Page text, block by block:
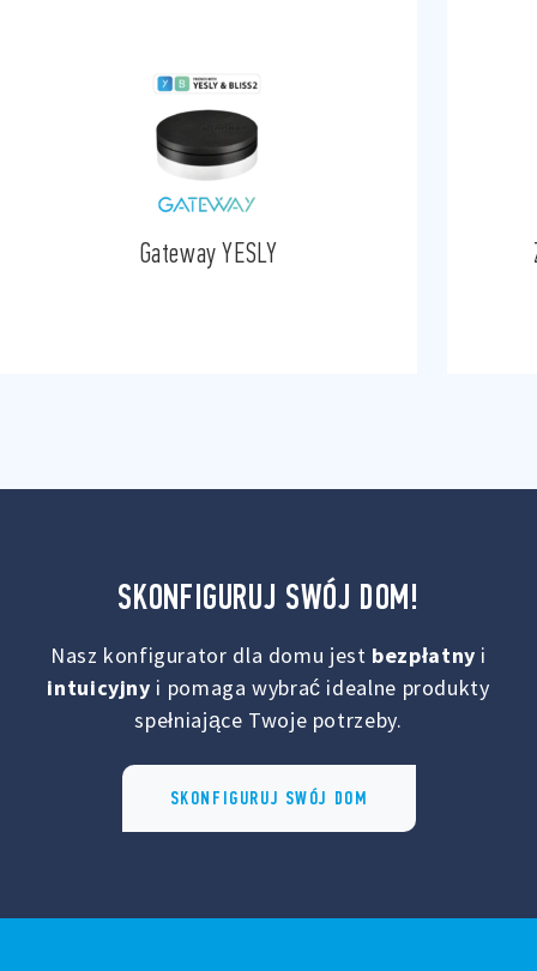
Gateway YESLY
SKONFIGURUJ SWÓJ DOM!
Nasz konfigurator dla domu jest bezpłatny i
intuicyjny i pomaga wybrać idealne produkty
spełniające Twoje potrzeby.
SKONFIGURUJ SWÓJ DOM